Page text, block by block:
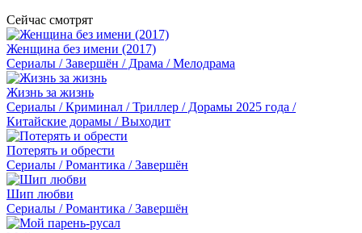
Сейчас смотрят
Женщина без имени (2017)
Сериалы / Завершён / Драма / Мелодрама
Жизнь за жизнь
Сериалы / Криминал / Триллер / Дорамы 2025 года /
Китайские дорамы / Выходит
Потерять и обрести
Сериалы / Романтика / Завершён
Шип любви
Сериалы / Романтика / Завершён